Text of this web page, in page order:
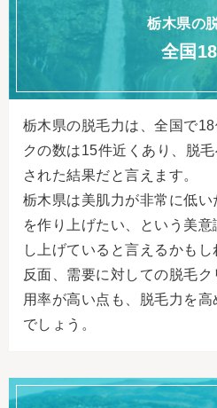
栃木県の
全国
栃木県の脱毛力は、全国で
クの数は15件近くあり、脱
された結果だと言えます。
栃木県は美肌力が非常に低
を作り上げたい、という美
し上げていると言えるかもし
反面、需要に対しての脱毛
用率が高い点も、脱毛力を
でしょう。